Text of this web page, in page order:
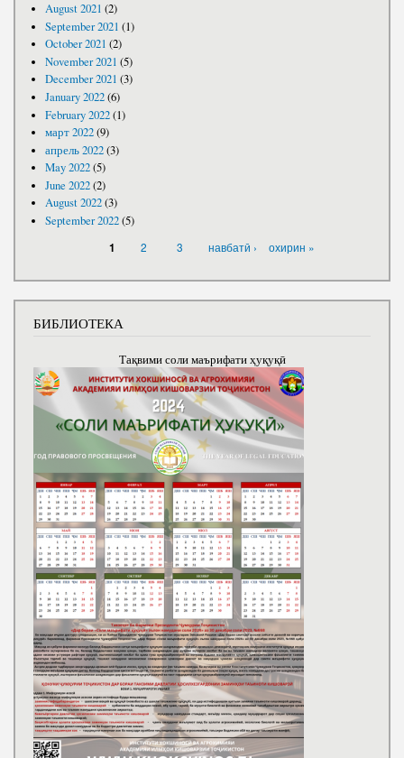
August 2021 (2)
September 2021 (1)
October 2021 (2)
November 2021 (5)
December 2021 (3)
January 2022(6)
February 2022(1)
март 2022(9)
апрель 2022(3)
May 2022(5)
June 2022(2)
August 2022(3)
September 2022(5)
1 2 3 навбатӣ › охирин »
БИБЛИОТЕКА
Тақвими соли маърифати ҳуқуқӣ